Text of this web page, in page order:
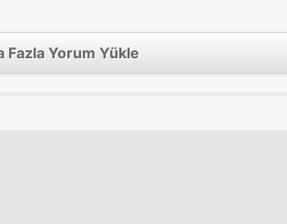
Fazla Yorum Yükle